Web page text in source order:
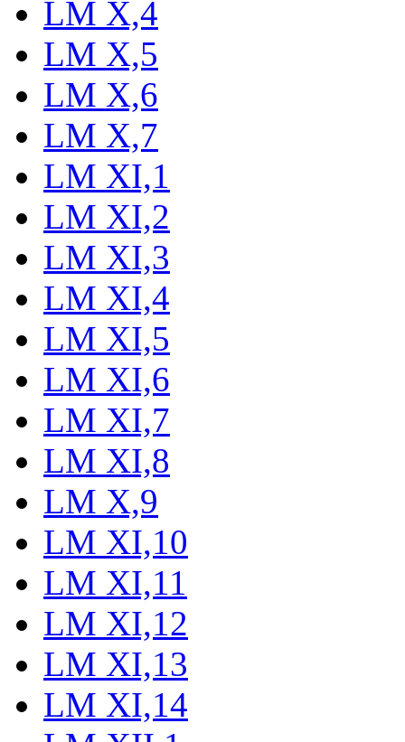
LM X,4
LM X,5
LM X,6
LM X,7
LM XI,1
LM XI,2
LM XI,3
LM XI,4
LM XI,5
LM XI,6
LM XI,7
LM XI,8
LM X,9
LM XI,10
LM XI,11
LM XI,12
LM XI,13
LM XI,14